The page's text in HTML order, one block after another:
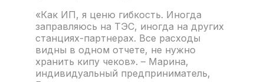
«Как ИП, я ценю гибкость. Иногда
заправляюсь на ТЭС, иногда на других
станциях-партнерах. Все расходы
видны в одном отчете, не нужно
хранить кипу чеков». – Марина,
индивидуальный предприниматель,